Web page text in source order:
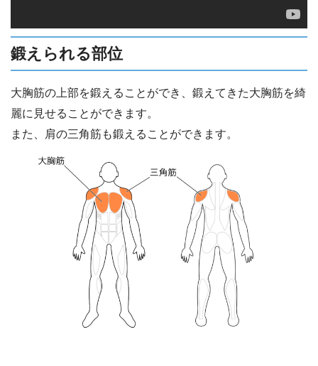
鍛えられる部位
大胸筋の上部を鍛えることができ、鍛えてきた大胸筋を綺
麗に見せることができます。
また、肩の三角筋も鍛えることができます。